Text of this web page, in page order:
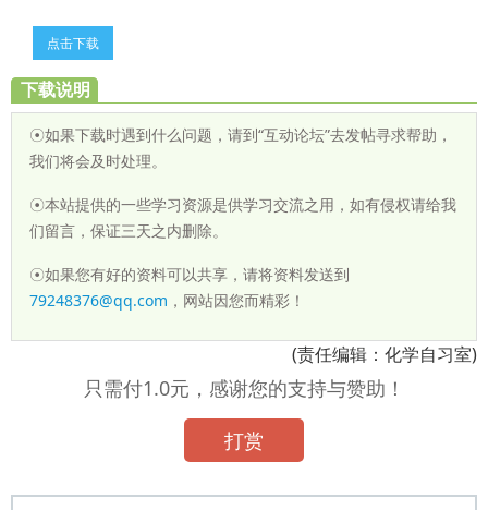
点击下载
下载说明
☉如果下载时遇到什么问题，请到“互动论坛”去发帖寻求帮助，
我们将会及时处理。
☉本站提供的一些学习资源是供学习交流之用，如有侵权请给我
们留言，保证三天之内删除。
☉如果您有好的资料可以共享，请将资料发送到
79248376@qq.com ，网站因您而精彩！
(责任编辑：化学自习室)
只需付1.0元，感谢您的支持与赞助！
打赏